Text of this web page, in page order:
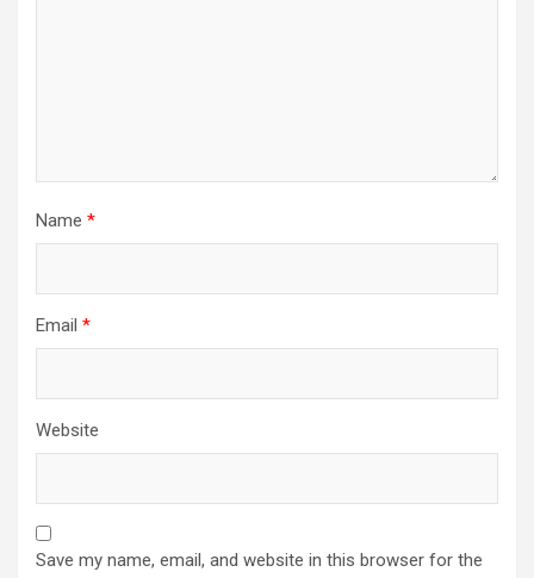
Name *
Email *
Website
Save my name, email, and website in this browser for the